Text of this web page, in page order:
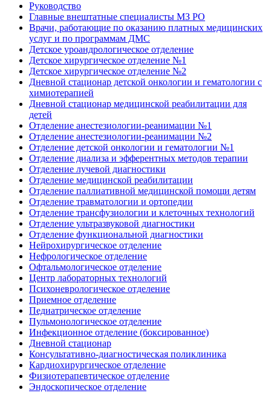
Руководство
Главные внештатные специалисты МЗ РО
Врачи, работающие по оказанию платных медицинских
услуг и по программам ДМС
Детское уроандрологическое отделение
Детское хирургическое отделение №1
Детское хирургическое отделение №2
Дневной стационар детской онкологии и гематологии с
химиотерапией
Дневной стационар медицинской реабилитации для
детей
Отделение анестезиологии-реанимации №1
Отделение анестезиологии-реанимации №2
Отделение детской онкологии и гематологии №1
Отделение диализа и эфферентных методов терапии
Отделение лучевой диагностики
Отделение медицинской реабилитации
Отделение паллиативной медицинской помощи детям
Отделение травматологии и ортопедии
Отделение трансфузиологии и клеточных технологий
Отделение ультразвуковой диагностики
Отделение функциональной диагностики
Нейрохирургическое отделение
Нефрологическое отделение
Офтальмологическое отделение
Центр лабораторных технологий
Психоневрологическое отделение
Приемное отделение
Педиатрическое отделение
Пульмонологическое отделение
Инфекционное отделение (боксированное)
Дневной стационар
Консультативно-диагностическая поликлиника
Кардиохирургическое отделение
Физиотерапевтическое отделение
Эндоскопическое отделение